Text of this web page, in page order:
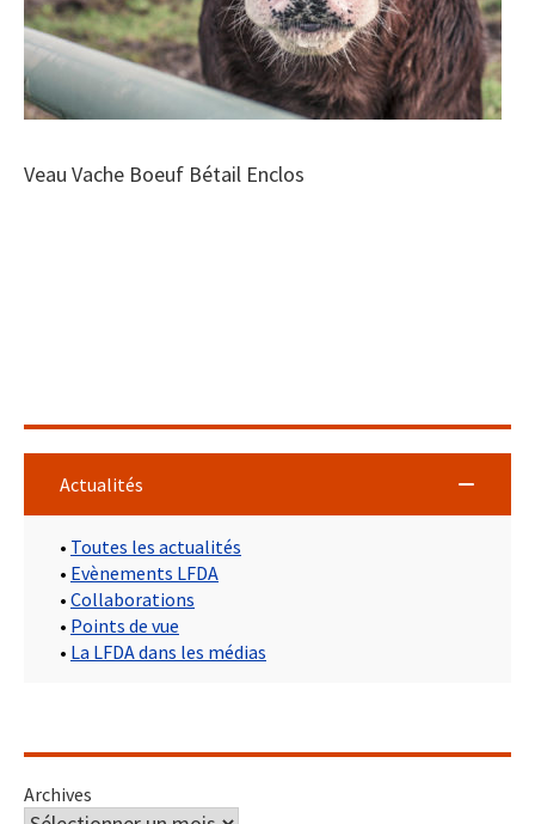
Veau Vache Boeuf Bétail Enclos
Actualités
• Toutes les actualités
• Evènements LFDA
• Collaborations
• Points de vue
• La LFDA dans les médias
Archives